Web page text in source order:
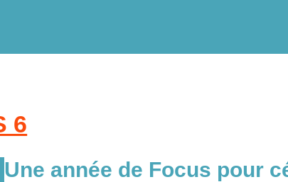
6
Une année de Focus pour